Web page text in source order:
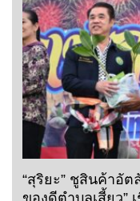
“สุริยะ” ชูสินค้าอัต
ของดีตำบลเสี้ยว”